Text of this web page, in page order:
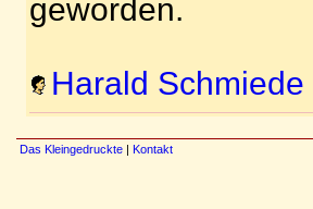
geworden.
Harald Schmiede
Das Kleingedruckte | Kontakt